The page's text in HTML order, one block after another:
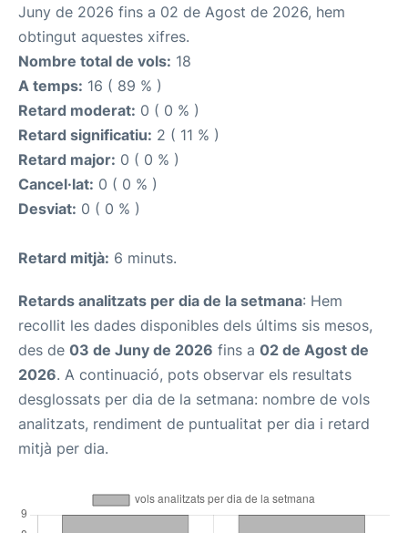
Juny de 2026 fins a 02 de Agost de 2026, hem
obtingut aquestes xifres.
Nombre total de vols: 18
A temps: 16 ( 89 % )
Retard moderat: 0 ( 0 % )
Retard significatiu: 2 ( 11 % )
Retard major: 0 ( 0 % )
Cancel·lat: 0 ( 0 % )
Desviat: 0 ( 0 % )
Retard mitjà: 6 minuts.
Retards analitzats per dia de la setmana: Hem
recollit les dades disponibles dels últims sis mesos,
des de 03 de Juny de 2026 fins a 02 de Agost de
2026. A continuació, pots observar els resultats
desglossats per dia de la setmana: nombre de vols
analitzats, rendiment de puntualitat per dia i retard
mitjà per dia.